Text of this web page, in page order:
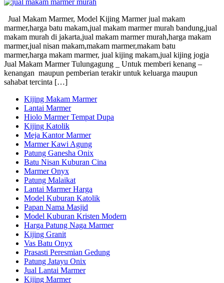
Jual Makam Marmer, Model Kijing Marmer jual makam
marmer,harga batu makam,jual makam marmer murah bandung,jual
makam murah di jakarta,jual makam marmer murah,harga makam
marmer,jual nisan makam,makam marmer,makam batu
marmer,harga makam marmer, jual kijing makam,jual kijing jogja
Jual Makam Marmer Tulungagung _ Untuk memberi kenang –
kenangan maupun pemberian terakir untuk keluarga maupun
sahabat tercinta […]
Kijing Makam Marmer
Lantai Marmer
Hiolo Marmer Tempat Dupa
Kijing Katolik
Meja Kantor Marmer
Marmer Kawi Agung
Patung Ganesha Onix
Batu Nisan Kuburan Cina
Marmer Onyx
Patung Malaikat
Lantai Marmer Harga
Model Kuburan Katolik
Papan Nama Masjid
Model Kuburan Kristen Modern
Harga Patung Naga Marmer
Kijing Granit
Vas Batu Onyx
Prasasti Peresmian Gedung
Patung Jatayu Onix
Jual Lantai Marmer
Kijing Marmer